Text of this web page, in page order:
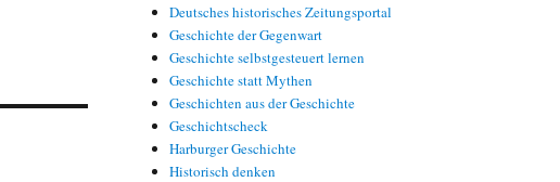
Deutsches historisches Zeitungsportal
Geschichte der Gegenwart
Geschichte selbstgesteuert lernen
Geschichte statt Mythen
Geschichten aus der Geschichte
Geschichtscheck
Harburger Geschichte
Historisch denken